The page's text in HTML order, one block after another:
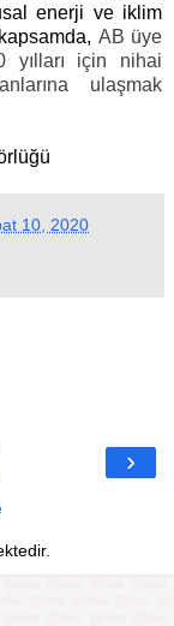
enerji ve iklim
AB üye
yılları için nihai
ulaşmak
10, 2020
›